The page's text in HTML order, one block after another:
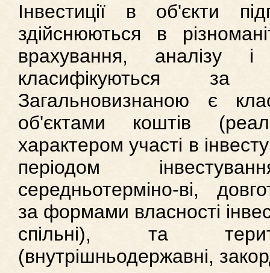
Інвестиції в об'єкти
здійснюються в
врахування, аналізу і
класифікуються за
Загальновизнаною є
об'єктами коштів
характером участі в
періодом
середньотерміно-ві,
за формами власності
спільні), та
(внутрішньодержавні,